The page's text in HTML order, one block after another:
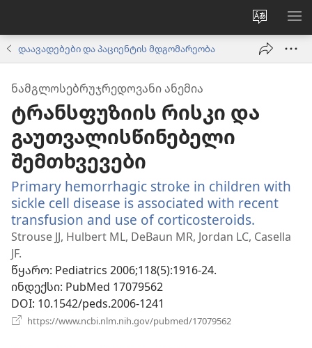
ენის
შეცვლა
დაავადებები და პაციენტის მდგომარეობა
ᲜᲐᲛᲒᲚᲝᲡᲔᲑᲠᲣᲯᲠᲔᲓᲝᲕᲐᲜᲘ ᲐᲜᲔᲛᲘᲐ
ტრანსფუზიის რისკი და
გაუთვალისწინებელი
შემთხვევები
Primary hemorrhagic stroke in children with
sickle cell disease is associated with recent
transfusion and use of corticosteroids.
ახალი
Strouse JJ, Hulbert ML, DeBaun MR, Jordan LC, Casella
JF.
წყარო‎: Pediatrics 2006;118(5):1916-24.
ინდექსი‎: PubMed 17079562
DOI‎: 10.1542/peds.2006-1241
https://www.ncbi.nlm.nih.gov/pubmed/17079562